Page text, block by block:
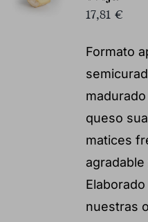
17,81 €
Formato
queso
matices
nuestras